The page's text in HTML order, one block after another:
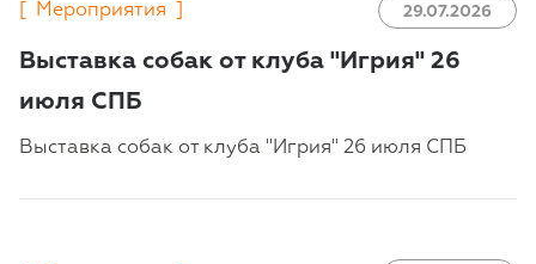
Мероприятия 29.07.2026
Выставка собак от клуба "Игрия" 26
июля СПБ
Выставка собак от клуба "Игрия" 26 июля СПБ